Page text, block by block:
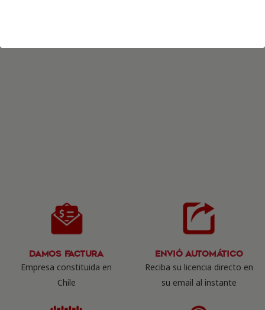
Damos Factura
Empresa constituida en
Chile
Envió Automático
Reciba su licencia directo en
su email al instante